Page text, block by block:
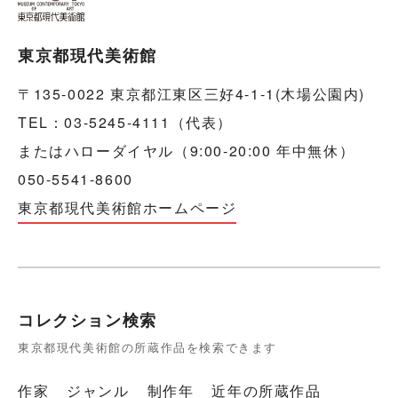
東京都現代美術館
〒135-0022 東京都江東区三好4-1-1(木場公園内)
TEL：03-5245-4111（代表）
またはハローダイヤル（9:00-20:00 年中無休）
050-5541-8600
東京都現代美術館ホームページ
コレクション検索
東京都現代美術館の所蔵作品を検索できます
作家 ジャンル 制作年 近年の所蔵作品